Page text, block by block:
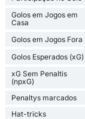
Golos em Jogos em
Casa
Golos em Jogos Fora
Golos Esperados (xG)
xG Sem Penaltis
(npxG)
Penaltys marcados
Hat-tricks